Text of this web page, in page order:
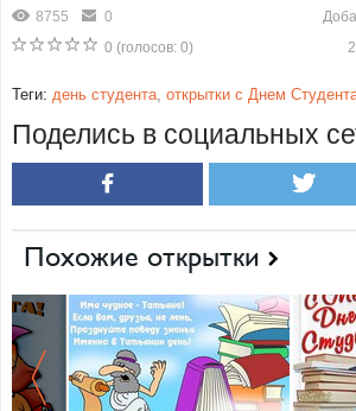
8755
0
0 (голосов: 0)
Теги: день студента, открытки с Днем
Поделись в социальных
Похожие открытки